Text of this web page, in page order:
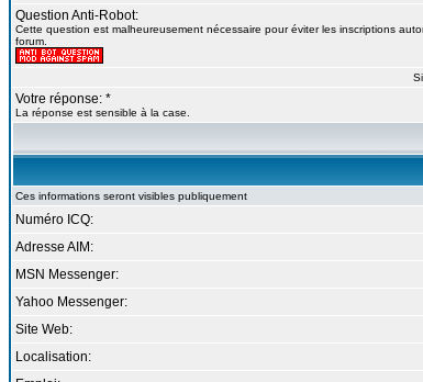
Question Anti-Robot:
Cette question est malheureusement nécessaire pour éviter les inscriptions
forum.
Votre réponse: *
La réponse est sensible à la case.
Ces informations seront visibles publiquement
Numéro ICQ:
Adresse AIM:
MSN Messenger:
Yahoo Messenger:
Site Web:
Localisation: